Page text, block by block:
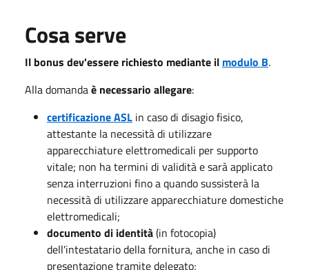
Cosa serve
Il bonus dev'essere richiesto mediante il modulo B.
Alla domandaè necessario allegare:
certificazione ASL in caso di disagio fisico,
attestante la necessità di utilizzare
apparecchiature elettromedicali per supporto
vitale; non ha termini di validità e sarà applicato
senza interruzioni fino a quando sussisterà la
necessità di utilizzare apparecchiature domestiche
elettromedicali;
documento di identità(in fotocopia)
dell'intestatario della fornitura, anche in caso di
presentazione tramite delegato;